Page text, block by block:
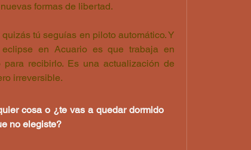
formas de libertad.
tú seguías en piloto automático. Y
en Acuario es que trabaja en
para recibirlo. Es una actualización de
irreversible.
cosa o ¿te vas a quedar dormido
no elegiste?